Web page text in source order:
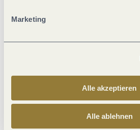
Marketing
Alle akzeptieren
Alle ablehnen
Sicherheitsmaßnahmen